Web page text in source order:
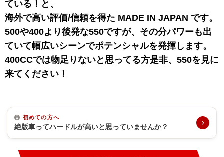
ている！と、
海外で高い評価/信頼を得た MADE IN JAPAN です。
500や400より後発な550ですが、その分パワーも出
ていて幅広いシーンでポテンシャルを発揮します。
400CCでは物足りないと思ってる方是非、550を見に
来てください！
初めての方へ
絶版車ってハードルが高いと思っていませんか？